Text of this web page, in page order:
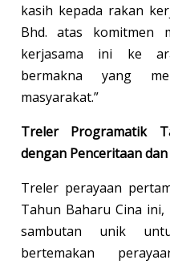
kasih kepada rakan
Bhd. atas komitmen
kerjasama ini ke
bermakna yang
masyarakat.”
Treler Programatik
dengan Penceritaan dan
Treler perayaan
Tahun Baharu Cina
sambutan unik
bertemakan